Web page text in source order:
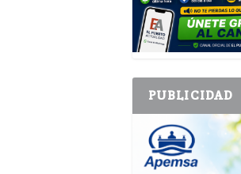
PUBLICIDAD